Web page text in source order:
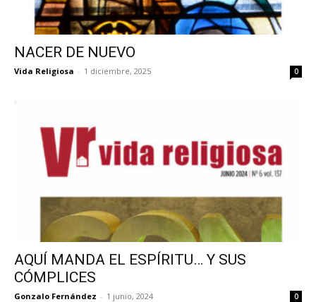
NACER DE NUEVO
Vida Religiosa - 1 diciembre, 2025 0
AQUÍ MANDA EL ESPÍRITU… Y SUS
CÓMPLICES
Gonzalo Fernández - 1 junio, 2024 0